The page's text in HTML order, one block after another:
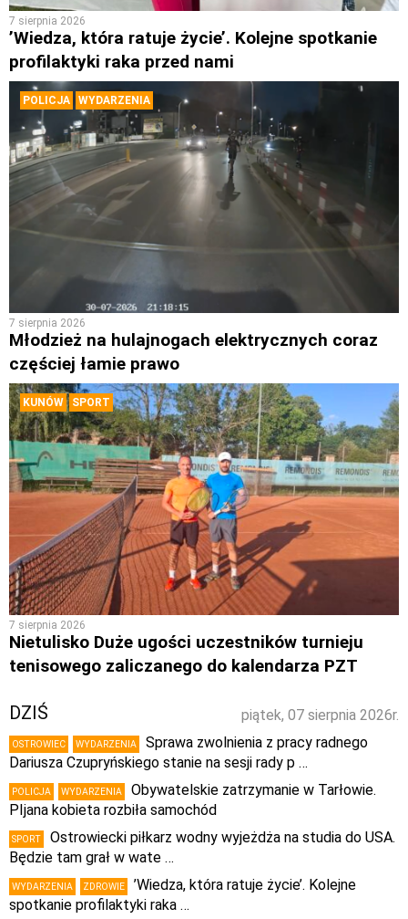
7 sierpnia 2026
’Wiedza, która ratuje życie’. Kolejne spotkanie
profilaktyki raka przed nami
POLICJA WYDARZENIA
7 sierpnia 2026
Młodzież na hulajnogach elektrycznych coraz
częściej łamie prawo
KUNÓW SPORT
7 sierpnia 2026
Nietulisko Duże ugości uczestników turnieju
tenisowego zaliczanego do kalendarza PZT
piątek, 07 sierpnia 2026r.
DZIŚ
OSTROWIEC WYDARZENIA
Sprawa zwolnienia z pracy radnego
Dariusza Czupryńskiego stanie na sesji rady p …
POLICJA WYDARZENIA
Obywatelskie zatrzymanie w Tarłowie.
PIjana kobieta rozbiła samochód
SPORT
Ostrowiecki piłkarz wodny wyjeżdża na studia do USA.
Będzie tam grał w wate …
WYDARZENIA ZDROWIE
’Wiedza, która ratuje życie’. Kolejne
spotkanie profilaktyki raka …